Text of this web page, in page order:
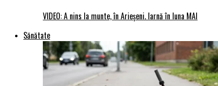
VIDEO: A nins la munte, în Arieșeni. Iarnă în luna MAI
Sănătate